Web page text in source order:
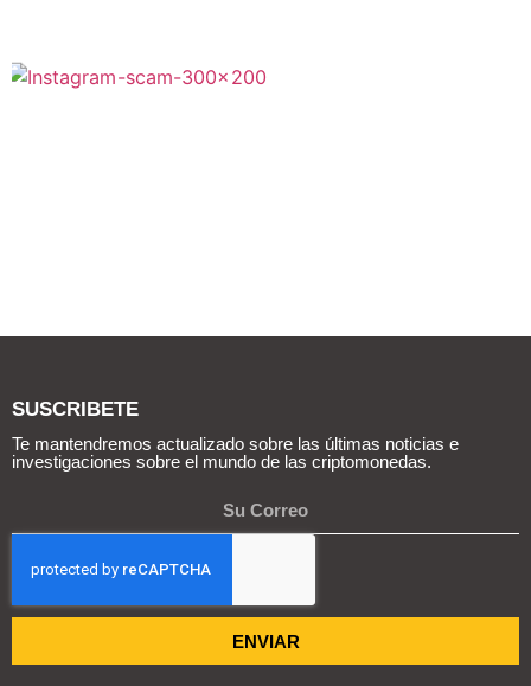
SUSCRIBETE
Te mantendremos actualizado sobre las últimas noticias e
investigaciones sobre el mundo de las criptomonedas.
ENVIAR